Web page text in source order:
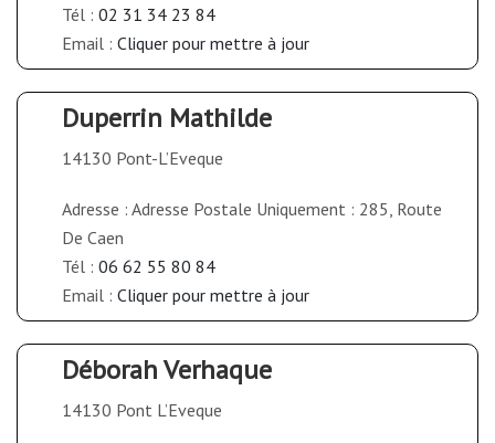
Tél : 02 31 34 23 84
Email : Cliquer pour mettre à jour
Duperrin Mathilde
14130 Pont-L’Eveque
Adresse : Adresse Postale Uniquement : 285, Route
De Caen
Tél : 06 62 55 80 84
Email : Cliquer pour mettre à jour
Déborah Verhaque
14130 Pont L’Eveque